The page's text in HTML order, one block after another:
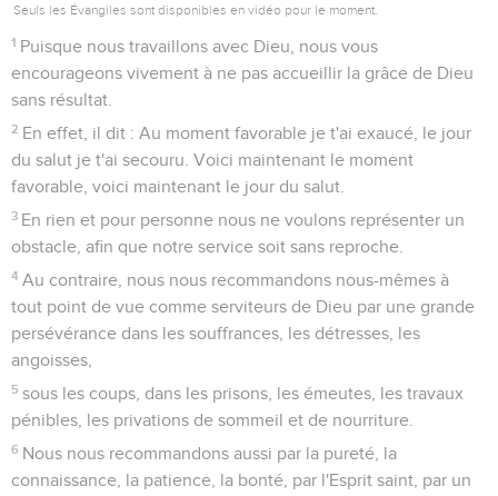
Seuls les Évangiles sont disponibles en vidéo pour le moment.
1 Puisque nous travaillons avec Dieu, nous vous
encourageons vivement à ne pas accueillir la grâce de Dieu
sans résultat.
2 En effet, il dit : Au moment favorable je t'ai exaucé, le jour
du salut je t'ai secouru. Voici maintenant le moment
favorable, voici maintenant le jour du salut.
3 En rien et pour personne nous ne voulons représenter un
obstacle, afin que notre service soit sans reproche.
4 Au contraire, nous nous recommandons nous-mêmes à
tout point de vue comme serviteurs de Dieu par une grande
persévérance dans les souffrances, les détresses, les
angoisses,
5 sous les coups, dans les prisons, les émeutes, les travaux
pénibles, les privations de sommeil et de nourriture.
6 Nous nous recommandons aussi par la pureté, la
connaissance, la patience, la bonté, par l'Esprit saint, par un